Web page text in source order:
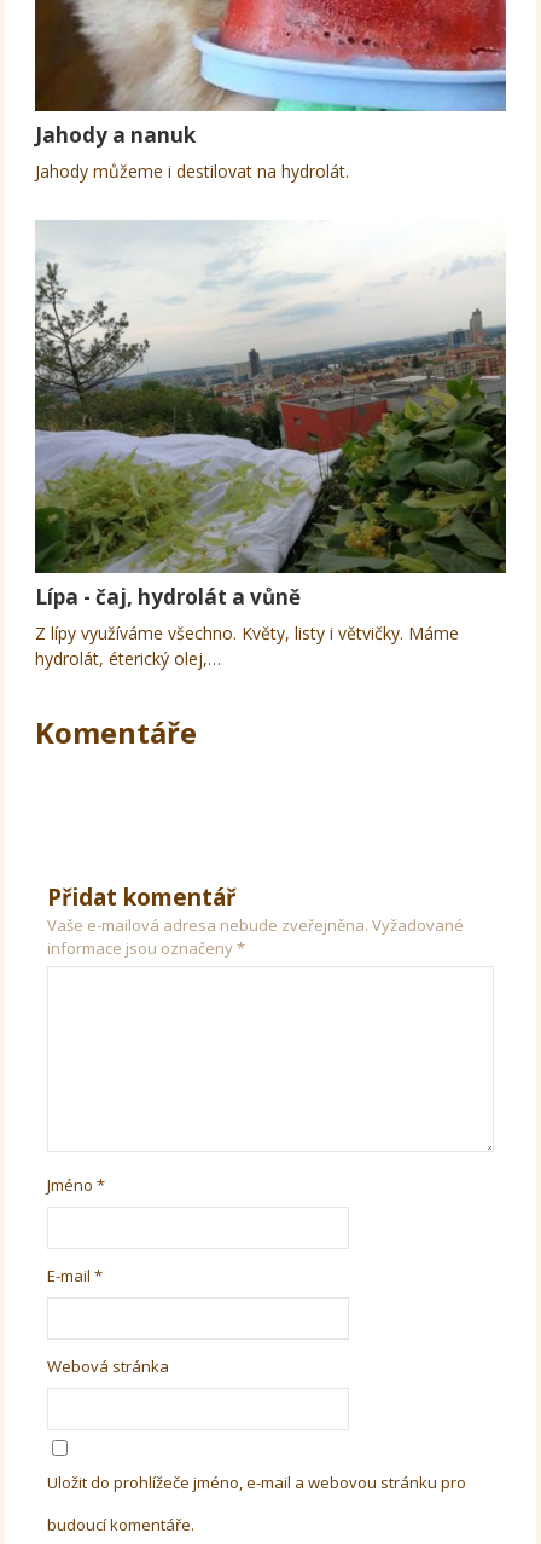
Jahody a nanuk
Jahody můžeme i destilovat na hydrolát.
Lípa - čaj, hydrolát a vůně
Z lípy využíváme všechno. Květy, listy i větvičky. Máme
hydrolát, éterický olej,…
Komentáře
Přidat komentář
Vaše e-mailová adresa nebude zveřejněna. Vyžadované
informace jsou označeny*
Jméno*
E-mail*
Webová stránka
Uložit do prohlížeče jméno, e-mail a webovou stránku pro
budoucí komentáře.